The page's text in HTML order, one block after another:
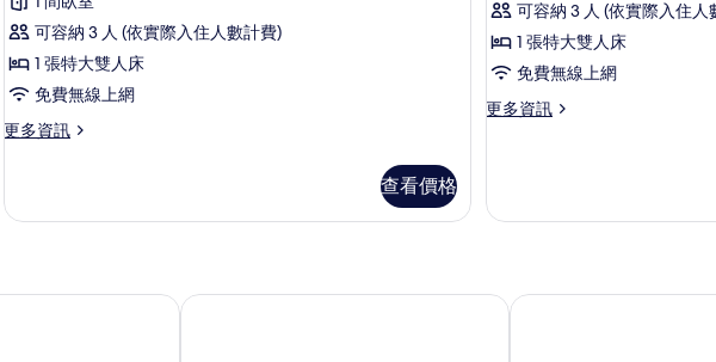
所
有
相
片
3PM-,
CO
的
詳
(For
3
People)
的
相
床,
非
煙
房
(For
詳
張
特
大
雙
非
論)
可容納 3 人 (依實際入住人數計費)
1 張特大雙人床
免費無線上網
更多資訊
更
1
雙
查看價格
人
房,
非
(Check-
out
可容納 3 人 (依實際入住人
1 張特大雙人床
免費無線上網
更多資訊
更
人
煙
宮 神戶蒙特埃馬納飯店・艾美麗 神戶燦路都雅致大飯店